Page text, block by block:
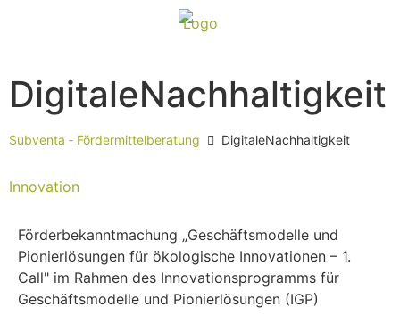
DigitaleNachhaltigkeit
Subventa ‐ Fördermittelberatung DigitaleNachhaltigkeit
Innovation
Förderbekanntmachung „Geschäftsmodelle und
Pionierlösungen für ökologische Innovationen – 1.
Call" im Rahmen des Innovationsprogramms für
Geschäftsmodelle und Pionierlösungen (IGP)